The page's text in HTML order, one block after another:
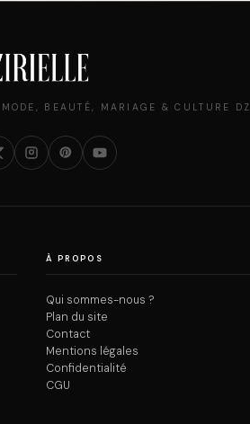
BEAUTÉ, MARIAGE & CULTURE DZ
À PROPOS
Qui sommes-nous ?
Plan du site
Contact
Mentions légales
Confidentialité
CGU